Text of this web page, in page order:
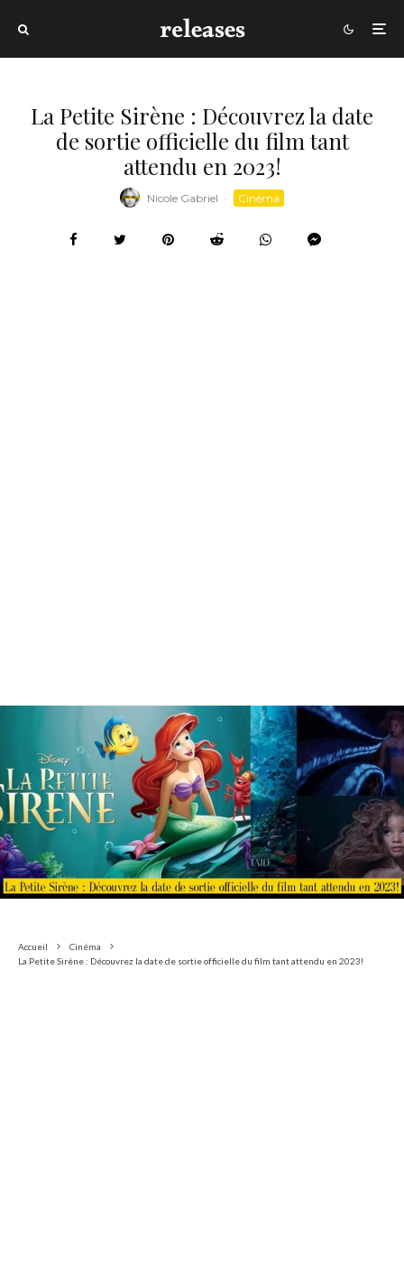
La Petite Sirène : Découvrez la date
de sortie officielle du film tant
attendu en 2023!
Nicole Gabriel · Cinéma
Accueil
Cinéma
La Petite Sirène : Découvrez la date de sortie officielle du film tant attendu en 2023!